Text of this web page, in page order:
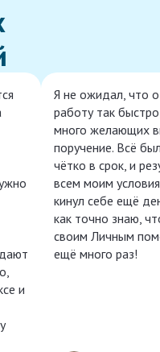
и
Я не ожидал, что
работу так
много желающих
поручение. Всё
чётко в срок, и
всем моим
кинул себе ещё
как точно знаю,
своим Личным
ещё много раз!